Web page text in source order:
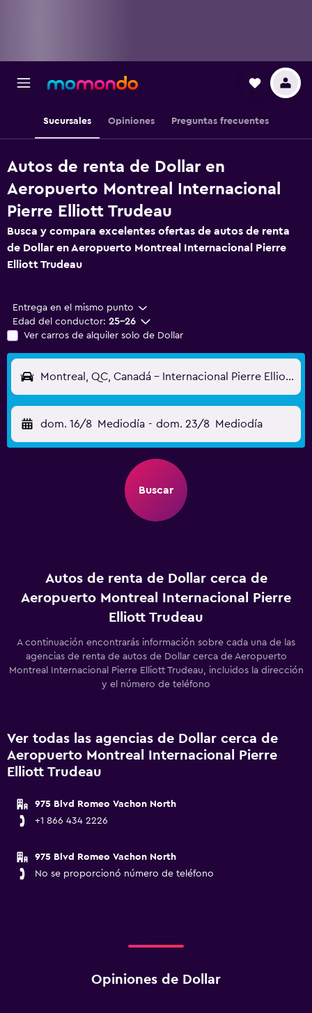
Sucursales Opiniones Preguntas frecuentes
Autos de renta de Dollar en
Aeropuerto Montreal Internacional
Pierre Elliott Trudeau
Busca y compara excelentes ofertas de autos de renta
de Dollar en Aeropuerto Montreal Internacional Pierre
Elliott Trudeau
Entrega en el mismo punto
Edad del conductor: 25-26
Ver carros de alquiler solo de Dollar
Montreal, QC, Canadá - Internacional Pierre Elliott Trudeau (YUL)
dom. 16/8 Mediodía - dom. 23/8 Mediodía
Buscar
Autos de renta de Dollar cerca de
Aeropuerto Montreal Internacional Pierre
Elliott Trudeau
A continuación encontrarás información sobre cada una de las
agencias de renta de autos de Dollar cerca de Aeropuerto
Montreal Internacional Pierre Elliott Trudeau, incluidos la dirección
y el número de teléfono
Ver todas las agencias de Dollar cerca de
Aeropuerto Montreal Internacional Pierre
Elliott Trudeau
975 Blvd Romeo Vachon North
+1 866 434 2226
975 Blvd Romeo Vachon North
No se proporcionó número de teléfono
Opiniones de Dollar